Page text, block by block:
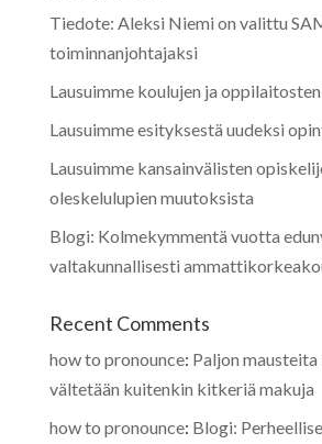
Tiedote: Aleksi Niemi on valittu
toiminnanjohtajaksi
Lausuimme koulujen ja
Lausuimme esityksestä uudeksi
Lausuimme kansainvälisten
oleskelulupien muutoksista
Blogi: Kolmekymmentä vuotta
valtakunnallisesti
Recent Comments
how to pronounce: Paljon
vältetään kuitenkin kitkeriä makuja
how to pronounce: Blogi: